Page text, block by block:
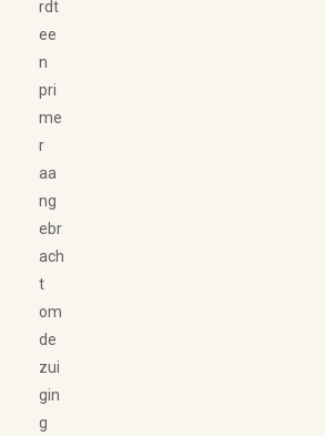
rdt
ee
n
pri
me
r
aa
ng
ebr
ach
t
om
de
zui
gin
g